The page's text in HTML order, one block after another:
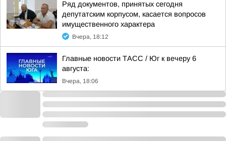
Ряд документов, принятых сегодня
депутатским корпусом, касается вопросов
имущественного характера
Вчера, 18:12
Главные новости ТАСС / Юг к вечеру 6
августа:
Вчера, 18:06